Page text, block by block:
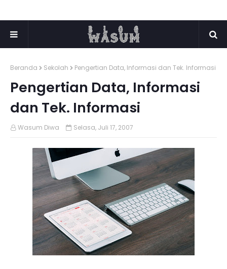
Beranda Sekolah Pengertian Data, Informasi dan Tek. Informasi
Pengertian Data, Informasi
dan Tek. Informasi
Wasum Diwa Selasa, Juli 17, 2007